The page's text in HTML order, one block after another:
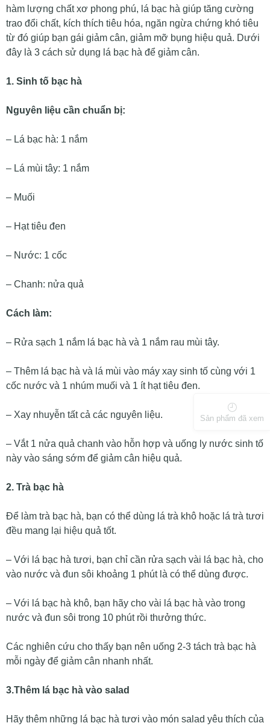
hàm lượng chất xơ phong phú, lá bạc hà giúp tăng cường
trao đổi chất, kích thích tiêu hóa, ngăn ngừa chứng khó tiêu
từ đó giúp bạn gái giảm cân, giảm mỡ bụng hiệu quả. Dưới
đây là 3 cách sử dụng lá bạc hà để giảm cân.
1. Sinh tố bạc hà
Nguyên liệu cần chuẩn bị:
– Lá bạc hà: 1 nắm
– Lá mùi tây: 1 nắm
– Muối
– Hạt tiêu đen
– Nước: 1 cốc
– Chanh: nửa quả
Cách làm:
– Rửa sạch 1 nắm lá bạc hà và 1 nắm rau mùi tây.
– Thêm lá bạc hà và lá mùi vào máy xay sinh tố cùng với 1
cốc nước và 1 nhúm muối và 1 ít hạt tiêu đen.
– Xay nhuyễn tất cả các nguyên liệu.
– Vắt 1 nửa quả chanh vào hỗn hợp và uống ly nước sinh tố
này vào sáng sớm để giảm cân hiệu quả.
2. Trà bạc hà
Để làm trà bạc hà, bạn có thể dùng lá trà khô hoặc lá trà tươi
đều mang lại hiệu quả tốt.
– Với lá bạc hà tươi, bạn chỉ cần rửa sạch vài lá bạc hà, cho
vào nước và đun sôi khoảng 1 phút là có thể dùng được.
– Với lá bạc hà khô, bạn hãy cho vài lá bạc hà vào trong
nước và đun sôi trong 10 phút rồi thưởng thức.
Các nghiên cứu cho thấy bạn nên uống 2-3 tách trà bạc hà
mỗi ngày để giảm cân nhanh nhất.
3.Thêm lá bạc hà vào salad
Hãy thêm những lá bạc hà tươi vào món salad yêu thích của
Sản phẩm đã xem